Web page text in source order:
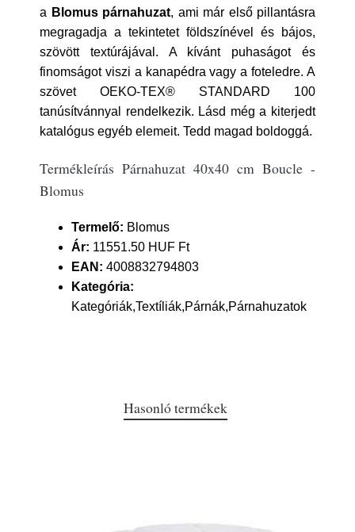
a Blomus párnahuzat, ami már első pillantásra
megragadja a tekintetet földszínével és bájos,
szövött textúrájával. A kívánt puhaságot és
finomságot viszi a kanapédra vagy a foteledre. A
szövet OEKO-TEX® STANDARD 100
tanúsítvánnyal rendelkezik. Lásd még a kiterjedt
katalógus egyéb elemeit. Tedd magad boldoggá.
Termékleírás Párnahuzat 40x40 cm Boucle -
Blomus
Termelő: Blomus
Ár: 11551.50 HUF Ft
EAN: 4008832794803
Kategória:
Kategóriák,Textíliák,Párnák,Párnahuzatok
Hasonló termékek